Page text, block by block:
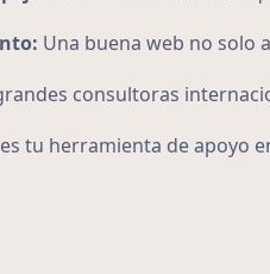
Una buena web no solo
consultoras
tu herramienta de apoyo